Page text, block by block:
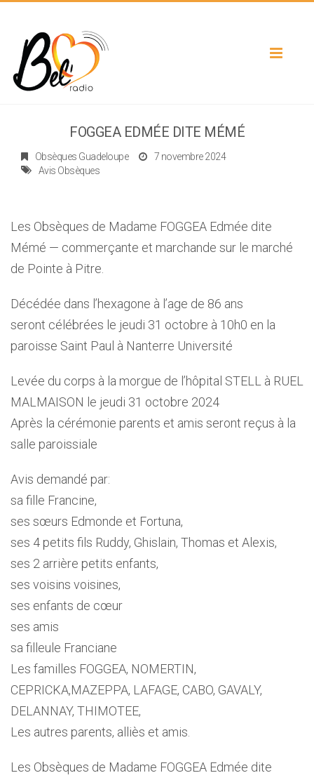
Toggle
FOGGEA EDMÉE DITE MÉMÉ
Obsèques Guadeloupe
7 novembre 2024
Avis Obsèques
Les Obsèques de Madame FOGGEA Edmée dite
Mémé — commerçante et marchande sur le marché
de Pointe à Pitre.
Décédée dans l’hexagone à l’age de 86 ans
seront célébrées le jeudi 31 octobre à 10h0 en la
paroisse Saint Paul à Nanterre Université
Levée du corps à la morgue de l’hôpital STELL à RUEL
MALMAISON le jeudi 31 octobre 2024
Après la cérémonie parents et amis seront reçus à la
salle paroissiale
Avis demandé par:
sa fille Francine,
ses sœurs Edmonde et Fortuna,
ses 4 petits fils Ruddy, Ghislain, Thomas et Alexis,
ses 2 arrière petits enfants,
ses voisins voisines,
ses enfants de cœur
ses amis
sa filleule Franciane
Les familles FOGGEA, NOMERTIN,
CEPRICKA,MAZEPPA, LAFAGE, CABO, GAVALY,
DELANNAY, THIMOTEE,
Les autres parents, alliès et amis.
Les Obsèques de Madame FOGGEA Edmée dite